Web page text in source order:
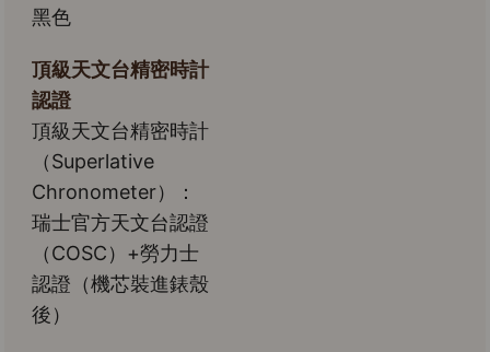
黑色
頂級天文台精密時計
認證
頂級天文台精密時計
（Superlative
Chronometer）：
瑞士官方天文台認證
（COSC）+勞力士
認證（機芯裝進錶殼
後）